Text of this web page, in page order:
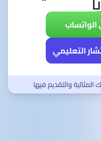
التعليمي
والتقديم فيها